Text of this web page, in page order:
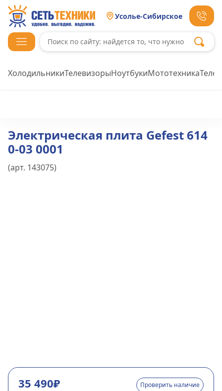
Усолье-Сибирское
ХолодильникиТелевизорыНоутбукиМототехника
Электрическая плита Gefest 614
0-03 0001
(арт. 143075)
35 490₽ Проверить наличие